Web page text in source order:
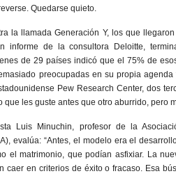
Quedarse quieto.
la llamada Generación Y, los que
informe de la consultora Deloitte,
de 29 países indicó que el 75% de
preocupadas en su propia
Pew Research Center, dos
que les guste antes que otro aburrido, pero
Luis Minuchin, profesor de la
evalúa: “Antes, el modelo era el
el matrimonio, que podían asfixiar. La
caer en criterios de éxito o fracaso. Esa